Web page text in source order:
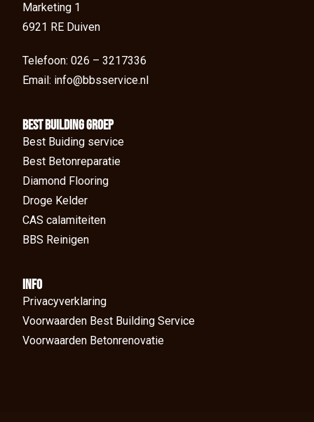
Marketing 1
6921 RE Duiven
Telefoon: 026 – 3217336
Email: info@bbsservice.nl
BEst Building groep
Best Buiding service
Best Betonreparatie
Diamond Flooring
Droge Kelder
CAS calamiteiten
BBS Reinigen
Info
Privacyverklaring
Voorwaarden Best Building Service
Voorwaarden Betonrenovatie